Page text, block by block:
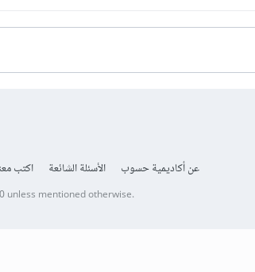
عن أكاديمية حسوب الأسئلة الشائعة اكتب
unless mentioned otherwise.